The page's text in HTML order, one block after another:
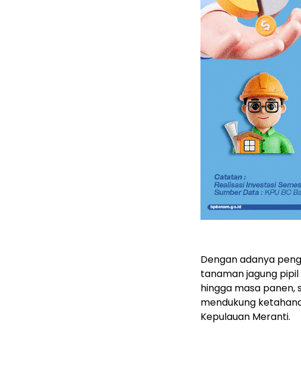
Dengan adanya
tanaman jagung
hingga masa panen,
mendukung
Kepulauan Meranti.